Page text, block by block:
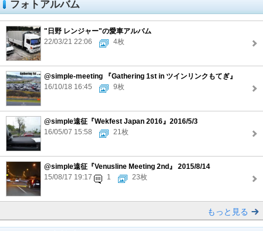
フォトアルバム
"日野 レンジャー"の愛車アルバム
22/03/21 22:06
4枚
@simple-meeting 『Gathering 1st in ツインリンクもてぎ』
16/10/18 16:45
9枚
@simple遠征『Wekfest Japan 2016』2016/5/3
16/05/07 15:58
21枚
@simple遠征『Venusline Meeting 2nd』 2015/8/14
15/08/17 19:17
1 23枚
もっと見る